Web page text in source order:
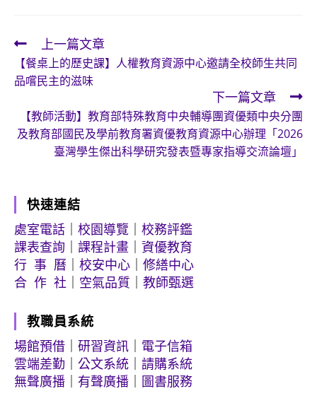
Read
more
articles
上一篇文章
【餐桌上的歷史課】人權教育資源中心邀請全校師生共同
品嚐民主的滋味
下一篇文章
【教師活動】教育部特殊教育中央輔導團資優類中央分團
及教育部國民及學前教育署資優教育資源中心辦理「2026
臺灣學生傑出科學研究發表暨專家指導交流論壇」
快速連結
處室電話
校園導覽
校務評鑑
課表查詢
課程計畫
資優教育
行 事 曆
校安中心
修繕中心
合 作 社
空氣品質 教師甄選
教職員系統
場館預借
研習資訊
電子信箱
雲端差勤
公文系統
請購系統
無聲廣播
有聲廣播 圖書服務